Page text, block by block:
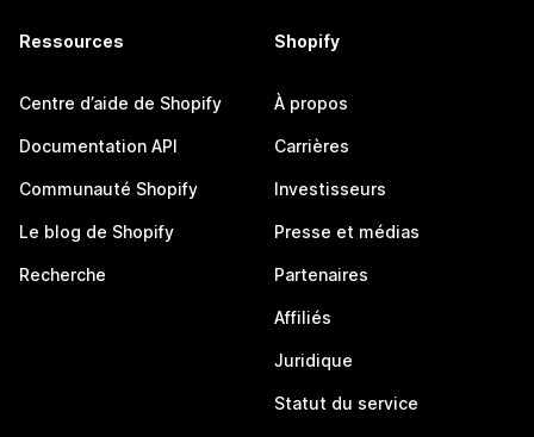
Ressources
Centre d’aide de Shopify
Documentation API
Communauté Shopify
Le blog de Shopify
Recherche
Shopify
À propos
Carrières
Investisseurs
Presse et médias
Partenaires
Affiliés
Juridique
Statut du service